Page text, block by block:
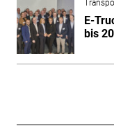
E-
bis